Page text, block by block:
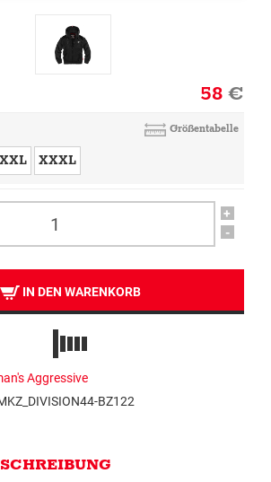
58€
Größentabelle
XXL XXXL
+
-
IN DEN WARENKORB
Aggressive
BZ122